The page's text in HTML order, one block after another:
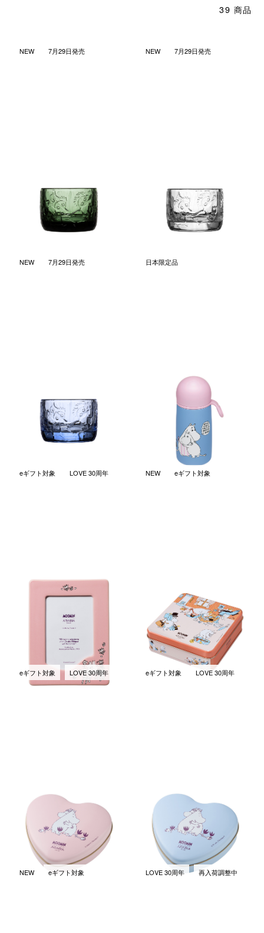
39 商品
NEW 7月29日発売
ンドルホルダー パイングリー
￥4,730 (税込)
NEW 7月29日発売
ンドルホルダー クリア
￥4,730 (税込)
NEW 7月29日発売
ンドルホルダー アクアブルー
￥4,730 (税込)
日本限定品
ムーミン ホームアットラスト
サーモボトル 0.35L ホームア
ットラスト
eギフト対象 LOVE 30周年
ムーミン クラシック フォトフ
NEW eギフト対象
ホリデーラッシュ 2026サマー
果汁入りゼリー缶入り
￥1,620 (税込)
eギフト対象 LOVE 30周年
ビューティールイボスティー
Love ピンク
￥1,620
(税込)
eギフト対象 LOVE 30周年
リラックスカモミールティー
Love ブルー
￥1,620
(税込)
NEW eギフト対象 LOVE 30周年 再入荷調整中